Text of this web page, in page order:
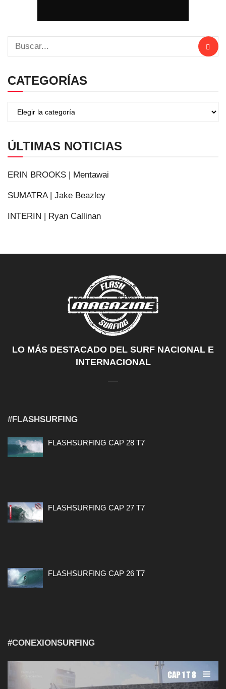
CATEGORÍAS
ÚLTIMAS NOTICIAS
ERIN BROOKS | Mentawai
SUMATRA | Jake Beazley
INTERIN | Ryan Callinan
LO MÁS DESTACADO DEL SURF NACIONAL E
INTERNACIONAL
#FLASHSURFING
FLASHSURFING CAP 28 T7
FLASHSURFING CAP 27 T7
FLASHSURFING CAP 26 T7
#CONEXIONSURFING